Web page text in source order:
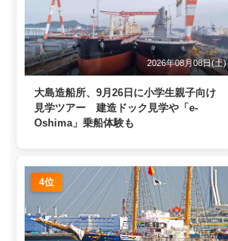
2026年08月08日(土)
大島造船所、9月26日に小学生親子向け
見学ツアー 建造ドック見学や「e-
Oshima」乗船体験も
4位